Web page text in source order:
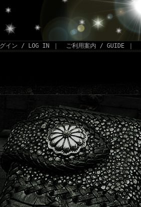
グイン / LOG IN ご利用案内 / GUIDE